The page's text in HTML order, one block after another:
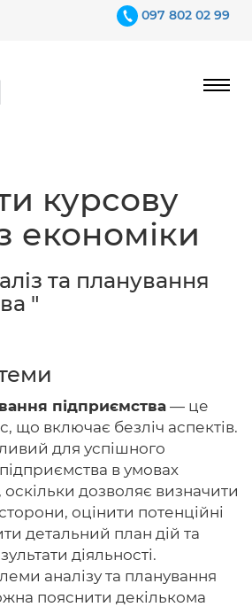
097 802 02 99
курсову
економіки
та планування
"
підприємства — це
що включає безліч аспектів.
для успішного
в умовах
оскільки дозволяє визначити
оцінити потенційні
детальний план дій та
діяльності.
аналізу та планування
пояснити декількома
Головна